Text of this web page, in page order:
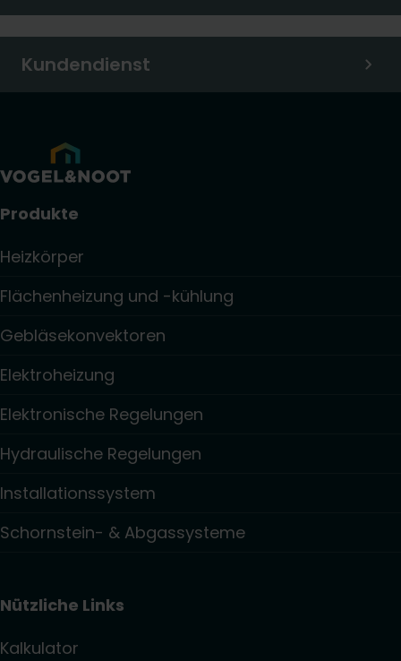
Kundendienst
Produkte
Heizkörper
Flächenheizung und -kühlung
Gebläsekonvektoren
Elektroheizung
Elektronische Regelungen
Hydraulische Regelungen
Installationssystem
Schornstein- & Abgassysteme
Nützliche Links
Kalkulator